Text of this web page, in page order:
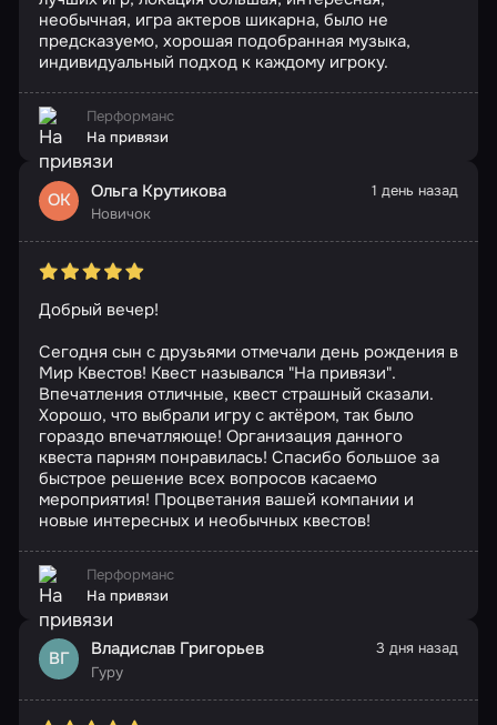
необычная, игра актеров шикарна, было не
предсказуемо, хорошая подобранная музыка,
индивидуальный подход к каждому игроку.
Перформанс
На привязи
ОК Ольга Крутикова
Новичок
1 день назад
Добрый вечер!
Сегодня сын с друзьями отмечали день рождения в
Мир Квестов! Квест назывался "На привязи".
Впечатления отличные, квест страшный сказали.
Хорошо, что выбрали игру с актёром, так было
гораздо впечатляюще! Организация данного
квеста парням понравилась! Спасибо большое за
быстрое решение всех вопросов касаемо
мероприятия! Процветания вашей компании и
новые интересных и необычных квестов!
Перформанс
На привязи
ВГ Владислав Григорьев
Гуру
3 дня назад